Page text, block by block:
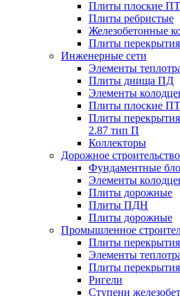
Плиты плоские
Плиты ребристые
Железобетонные
Плиты перекрытия
Инженерные сети
Элементы
Плиты днища ПД
Элементы
Плиты плоские
Плиты перекрытия
2.87 тип П
Коллекторы
Дорожное строительство
Фундаментные
Элементы
Плиты дорожные
Плиты ПДН
Плиты дорожные
Промышленное
Плиты
Элементы
Плиты
Ригели
Ступени